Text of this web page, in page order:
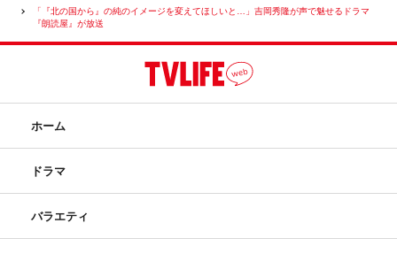
「『北の国から』の純のイメージを変えてほしいと…」吉岡秀隆が声で魅せるドラマ
『朗読屋』が放送
ホーム
ドラマ
バラエティ